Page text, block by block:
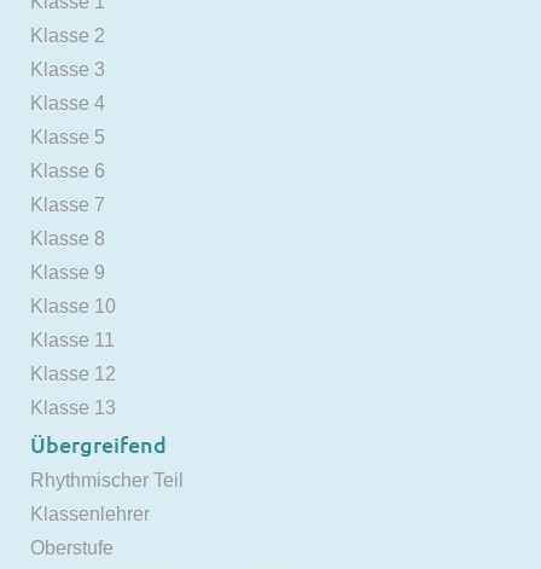
Klasse 2
Klasse 3
Klasse 4
Klasse 5
Klasse 6
Klasse 7
Klasse 8
Klasse 9
Klasse 10
Klasse 11
Klasse 12
Klasse 13
Übergreifend
Rhythmischer Teil
Klassenlehrer
Oberstufe